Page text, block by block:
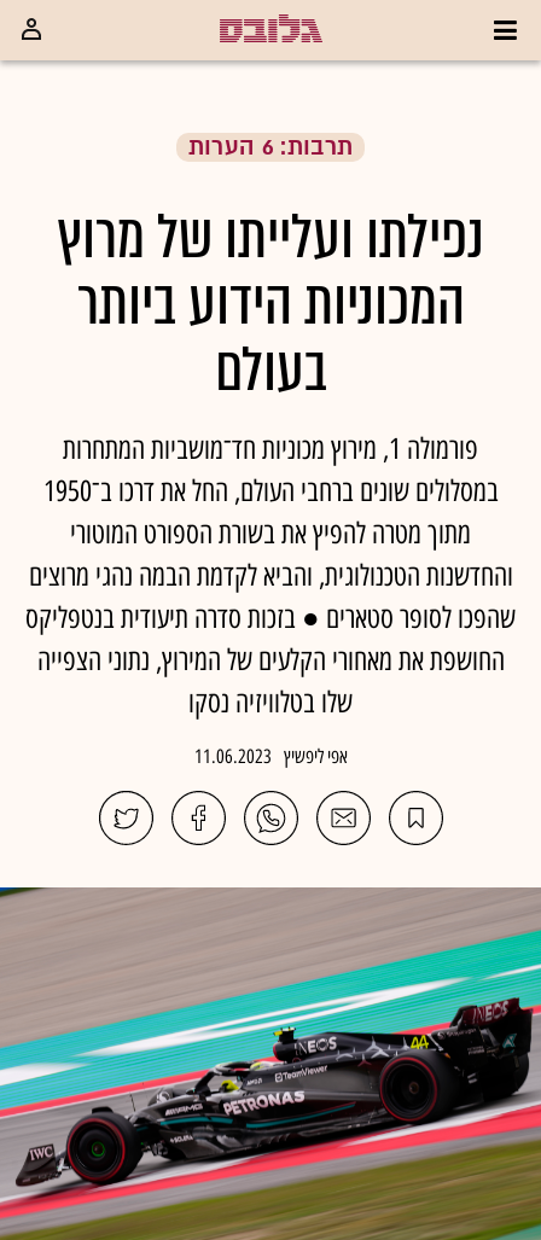
תרבות: 6 הערות
נפילתו ועלייתו של מרוץ
המכוניות הידוע ביותר
בעולם
פורמולה 1, מירוץ מכוניות חד־מושביות המתחרות
במסלולים שונים ברחבי העולם, החל את דרכו ב־1950
מתוך מטרה להפיץ את בשורת הספורט המוטורי
והחדשנות הטכנולוגית, והביא לקדמת הבמה נהגי מרוצים
שהפכו לסופר סטארים ● בזכות סדרה תיעודית בנטפליקס
החושפת את מאחורי הקלעים של המירוץ, נתוני הצפייה
שלו בטלוויזיה נסקו
אפי ליפשיץ 11.06.2023